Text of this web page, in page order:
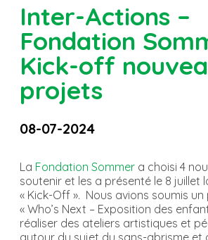
Inter-Actions –
Fondation
Kick-off
projets
08-07-2024
La Fondation Sommer a choisi 4
soutenir et les a présenté le 8 juillet
« Kick-Off ». Nous avions soumis
« Who’s Next – Exposition des
réaliser des ateliers artistiques et